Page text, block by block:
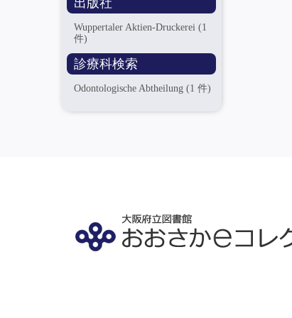
出版社
Wuppertaler Aktien-Druckerei(1
件)
診療科検索
Odontologische Abtheilung(1 件)